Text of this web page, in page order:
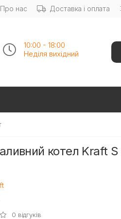
Про нас Доставка і оплата
10:00 - 18:00
Неділя вихідний
котел Kraft S
0 відгуків